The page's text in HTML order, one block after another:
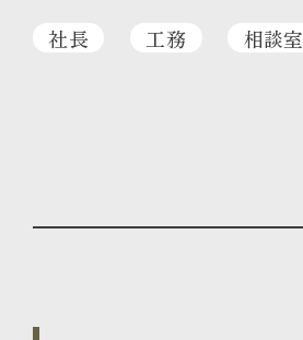
社長 工務 相談室